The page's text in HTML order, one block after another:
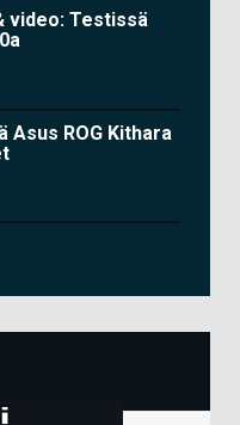
video: Testissä
Asus ROG Kithara